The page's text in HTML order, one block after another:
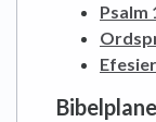
Psalm